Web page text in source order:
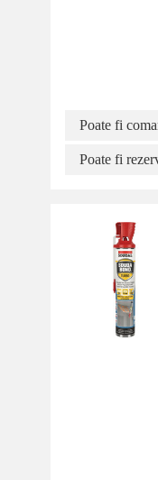
Poate fi
Poate fi